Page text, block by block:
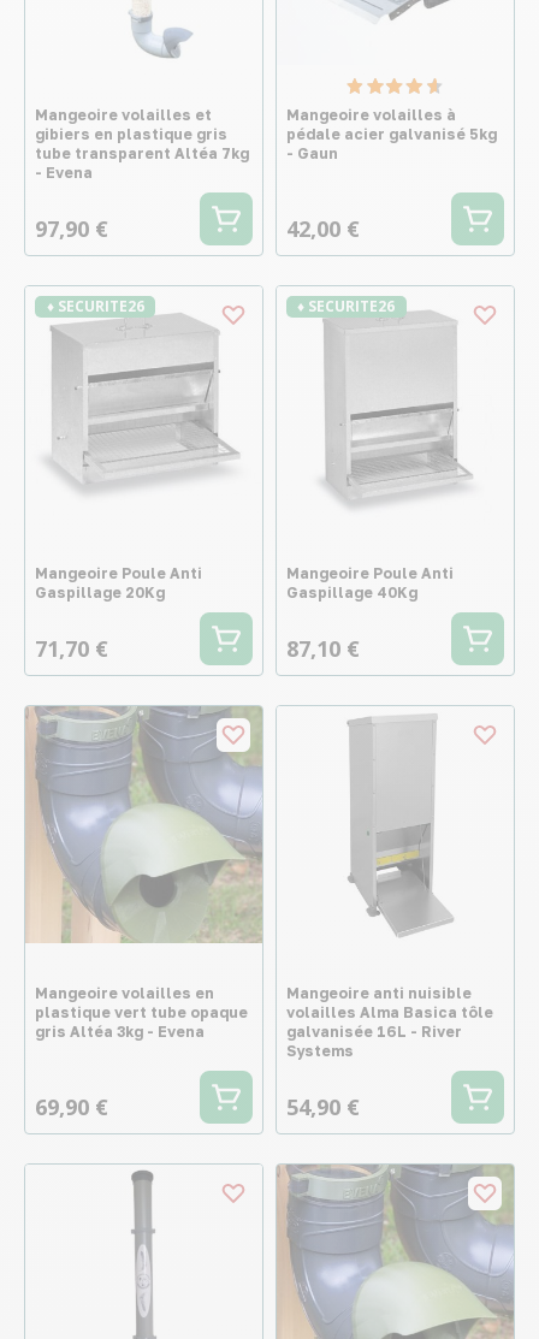
Mangeoire volailles et
gibiers en plastique gris
tube transparent Altéa 7kg
- Evena
97,90 €
Mangeoire volailles à
pédale acier galvanisé 5kg
- Gaun
42,00 €
♦ SECURITE26
Mangeoire Poule Anti
Gaspillage 20Kg
71,70 €
♦ SECURITE26
Mangeoire Poule Anti
Gaspillage 40Kg
87,10 €
Mangeoire volailles en
plastique vert tube opaque
gris Altéa 3kg - Evena
69,90 €
Mangeoire anti nuisible
volailles Alma Basica tôle
galvanisée 16L - River
Systems
54,90 €